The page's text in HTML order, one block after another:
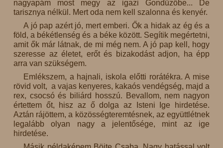
nagyapám most megy az igazi Gondűzőbe... De
tarisznya nélkül. Mert oda nem kell szalonna és kenyér.
A jó pap azért jó, mert emberi. Ők a hidak az ég és a
föld, a békétlenség és a béke között. Segítik megértetni,
amit ők már látnak, de mi még nem. A jó pap kell, hogy
szeresse az életet, erőt és bizakodást adjon, ha épp
arra van szükségem.
Emlékszem, a hajnali, iskola előtti rorátékra. A mise
rövid volt, a vajas kenyeres, kakaós vendégség, majd a
rex, csocsó és biliárd hosszú. Bevallom, nem nagyon
értettem őt, hisz az ő dolga az Isteni Ige hirdetése.
Aztán rájöttem, a közösségteremtésnek, az együttlétnek
legalább olyan nagy a jelentősége, mint az ige
hirdetése.